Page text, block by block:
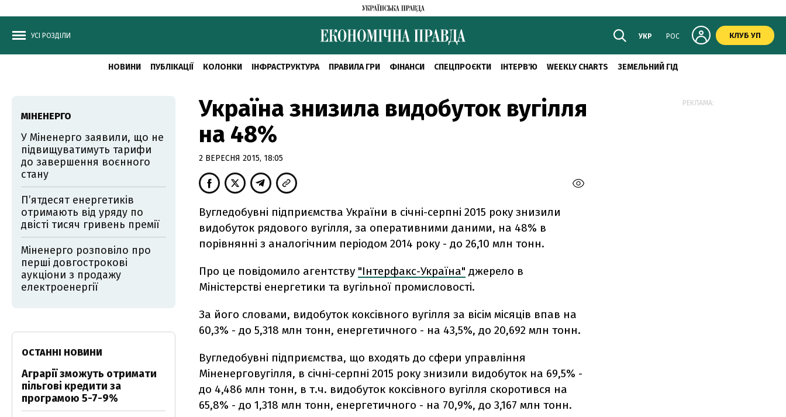
УСІ РОЗДІЛИ УКР РОС КЛУБ УП
НОВИНИ ПУБЛІКАЦІЇ КОЛОНКИ ІНФРАСТРУКТУРА ПРАВИЛА ГРИ ФІНАНСИ СПЕЦПРОЄКТИ ІНТЕРВ'Ю WEEKLY CHARTS ЗЕМЕЛЬНИЙ ГІД
Україна знизила видобуток вугілля
на 48%
2 ВЕРЕСНЯ 2015, 18:05
Вугледобувні підприємства України в січні-серпні 2015 року знизили
видобуток рядового вугілля, за оперативними даними, на 48% в
порівнянні з аналогічним періодом 2014 року - до 26,10 млн тонн.
Про це повідомило агентству "Інтерфакс-Україна" джерело в
Міністерстві енергетики та вугільної промисловості.
За його словами, видобуток коксівного вугілля за вісім місяців впав на
60,3% - до 5,318 млн тонн, енергетичного - на 43,5%, до 20,692 млн тонн.
Вугледобувні підприємства, що входять до сфери управління
Міненерговугілля, в січні-серпні 2015 року знизили видобуток на 69,5% -
до 4,486 млн тонн, в т.ч. видобуток коксівного вугілля скоротився на
65,8% - до 1,318 млн тонн, енергетичного - на 70,9%, до 3,167 млн тонн.
МІНЕНЕРГО
У Міненерго заявили, що не
підвищуватимуть тарифи
до завершення воєнного
стану
П’ятдесят енергетиків
отримають від уряду по
двісті тисяч гривень премії
Міненерго розповіло про
перші довгострокові
аукціони з продажу
електроенергії
ОСТАННІ НОВИНИ
Аграрії зможуть отримати
пільгові кредити за
програмою 5-7-9%
РЕКЛАМА: